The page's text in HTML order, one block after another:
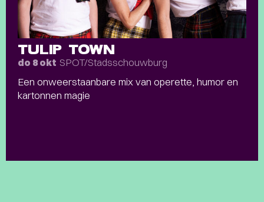
TULIP TOWN
do 8 okt SPOT/Stadsschouwburg
Een onweerstaanbare mix van operette, humor en
kartonnen magie